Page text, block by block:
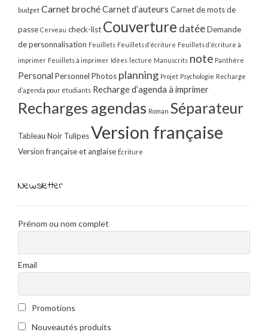
budget Carnet brochéCarnet d’auteurs Carnet de mots de
passe Cerveau check-list Couverture datéeDemande
de personnalisation Feuillets Feuillets d’écriture Feuillets d’écriture à
imprimer Feuillets à imprimer Idées lecture Manuscrits note Panthère
Personal Personnel Photos planning Projet Psychologie Recharge
d’agenda pour étudiants Recharge d’agenda à imprimer
Recharges agendas Roman Séparateur
Tableau Noir TulipesVersion française
Version française et anglaise Écriture
Newsletter
Prénom ou nom complet
Email
Promotions
Nouveautés produits